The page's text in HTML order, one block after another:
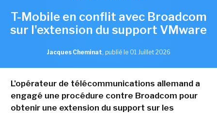
T-Mobile en conflit avec Broadcom
sur l'extension du support VMware
Jacques Cheminat, publié le 01 Juillet 2026
L'opérateur de télécommunications allemand a
engagé une procédure contre Broadcom pour
obtenir une extension du support sur les